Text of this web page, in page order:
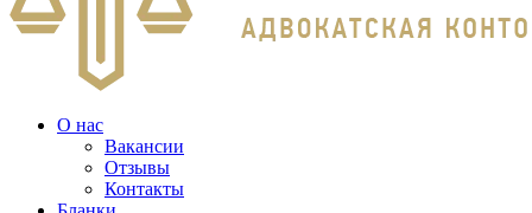
О нас
Вакансии
Отзывы
Контакты